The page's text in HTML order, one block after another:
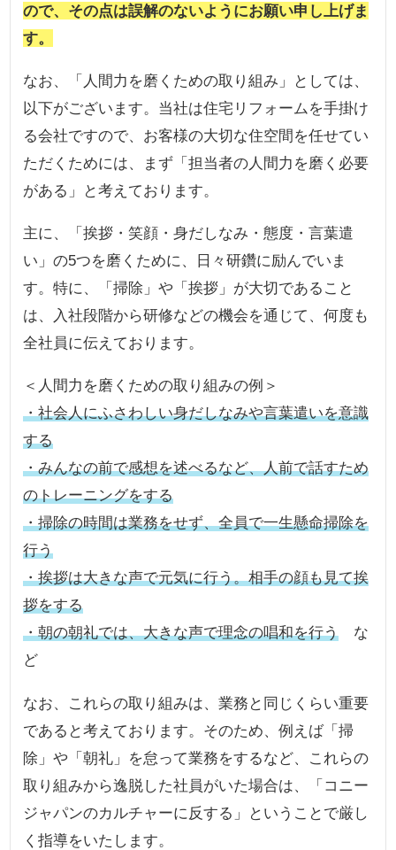
ので、その点は誤解のないようにお願い申し上げま
す。
なお、「人間力を磨くための取り組み」としては、
以下がございます。当社は住宅リフォームを手掛け
る会社ですので、お客様の大切な住空間を任せてい
ただくためには、まず「担当者の人間力を磨く必要
がある」と考えております。
主に、「挨拶・笑顔・身だしなみ・態度・言葉遣
い」の5つを磨くために、日々研鑽に励んでいま
す。特に、「掃除」や「挨拶」が大切であること
は、入社段階から研修などの機会を通じて、何度も
全社員に伝えております。
＜人間力を磨くための取り組みの例＞
・社会人にふさわしい身だしなみや言葉遣いを意識
する
・みんなの前で感想を述べるなど、人前で話すため
のトレーニングをする
・掃除の時間は業務をせず、全員で一生懸命掃除を
行う
・挨拶は大きな声で元気に行う。相手の顔も見て挨
拶をする
・朝の朝礼では、大きな声で理念の唱和を行う な
ど
なお、これらの取り組みは、業務と同じくらい重要
であると考えております。そのため、例えば「掃
除」や「朝礼」を怠って業務をするなど、これらの
取り組みから逸脱した社員がいた場合は、「コニー
ジャパンのカルチャーに反する」ということで厳し
く指導をいたします。